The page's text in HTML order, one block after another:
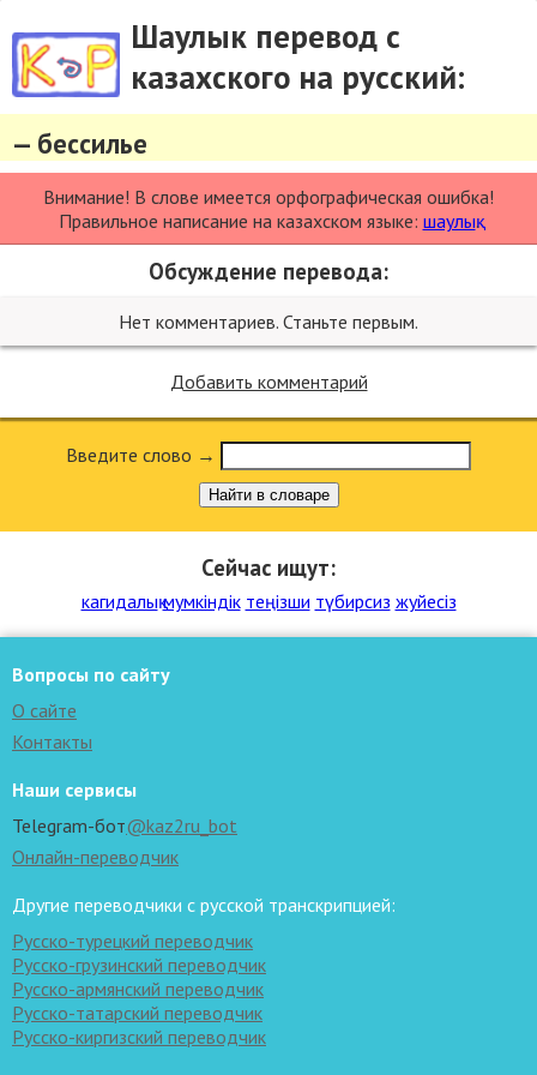
Шаулык перевод с
казахского на русский:
— бессилье
Внимание! В слове имеется орфографическая ошибка!
Правильное написание на казахском языке: шаулық.
Обсуждение перевода:
Нет комментариев. Станьте первым.
Добавить комментарий
Введите слово →
Найти в словаре
Сейчас ищут:
кагидалық мумкіндік теңізши түбирсиз жуйесіз
Вопросы по сайту
О сайте
Контакты
Наши сервисы
Telegram-бот@kaz2ru_bot
Онлайн-переводчик
Другие переводчики с русской транскрипцией:
Русско-турецкий переводчик
Русско-грузинский переводчик
Русско-армянский переводчик
Русско-татарский переводчик
Русско-киргизский переводчик